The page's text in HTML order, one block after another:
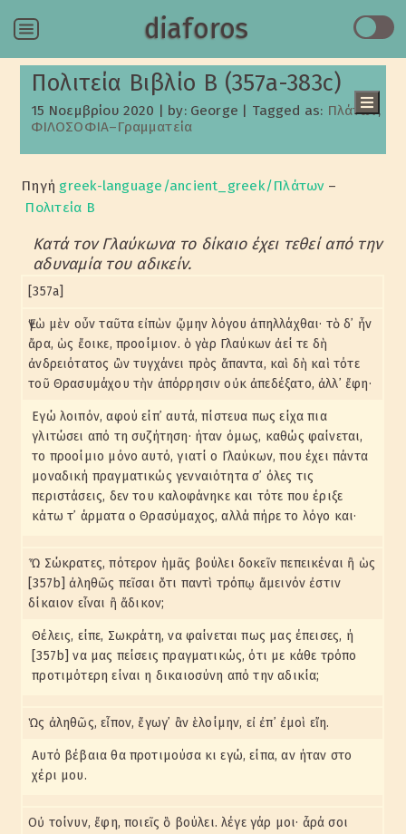
Menu diaforos
Πολιτεία Βιβλίο Β (357a-383c)
15 Νοεμβρίου 2020 | by: George | Tagged as: Πλάτων,
ΦΙΛΟΣΟΦΙΑ–Γραμματεία
Πηγή greek-language/ancient_greek/Πλάτων–
Πολιτεία Β
Κατά τον Γλαύκωνα το δίκαιο έχει τεθεί από την
αδυναμία του αδικείν.
[357a]
Ἐγὼ μὲν οὖν ταῦτα εἰπὼν ᾤμην λόγου ἀπηλλάχθαι· τὸ δ᾽ ἦν
ἄρα, ὡς ἔοικε, προοίμιον. ὁ γὰρ Γλαύκων ἀεί τε δὴ
ἀνδρειότατος ὢν τυγχάνει πρὸς ἅπαντα, καὶ δὴ καὶ τότε
τοῦ Θρασυμάχου τὴν ἀπόρρησιν οὐκ ἀπεδέξατο, ἀλλ᾽ ἔφη·
Εγώ λοιπόν, αφού είπ᾽ αυτά, πίστευα πως είχα πια
γλιτώσει από τη συζήτηση· ήταν όμως, καθώς φαίνεται,
το προοίμιο μόνο αυτό, γιατί ο Γλαύκων, που έχει πάντα
μοναδική πραγματικώς γενναιότητα σ᾽ όλες τις
περιστάσεις, δεν του καλοφάνηκε και τότε που έριξε
κάτω τ᾽ άρματα ο Θρασύμαχος, αλλά πήρε το λόγο και·
Ὦ Σώκρατες, πότερον ἡμᾶς βούλει δοκεῖν πεπεικέναι ἢ ὡς
[357b] ἀληθῶς πεῖσαι ὅτι παντὶ τρόπῳ ἄμεινόν ἐστιν
δίκαιον εἶναι ἢ ἄδικον;
Θέλεις, είπε, Σωκράτη, να φαίνεται πως μας έπεισες, ή
[357b] να μας πείσεις πραγματικώς, ότι με κάθε τρόπο
προτιμότερη είναι η δικαιοσύνη από την αδικία;
Ὡς ἀληθῶς, εἶπον, ἔγωγ᾽ ἂν ἑλοίμην, εἰ ἐπ᾽ ἐμοὶ εἴη.
Αυτό βέβαια θα προτιμούσα κι εγώ, είπα, αν ήταν στο
χέρι μου.
Οὐ τοίνυν, ἔφη, ποιεῖς ὃ βούλει. λέγε γάρ μοι· ἆρά σοι
Πίνακας Περιεχομένων
Κατά τον Γλαύκωνα το δίκαιο έχει τεθεί από την
αδυναμία του αδικείν.
Κατά τον Αδείμαντο, όσοι επαινούν τη δικαιοσύνη το
Ο Σωκράτης προτείνει να εξεταστεί πώς παρουσιάζεται η
δικαιοσύνη πρώτα μέσα στην πόλη και ύστερα μέσα στο
άτομο
Πώς συγκροτείται η πολιτεία από τις ανάγκες της ζωής.
της πολιτείας.
Μόρφωση των φυλάκων.